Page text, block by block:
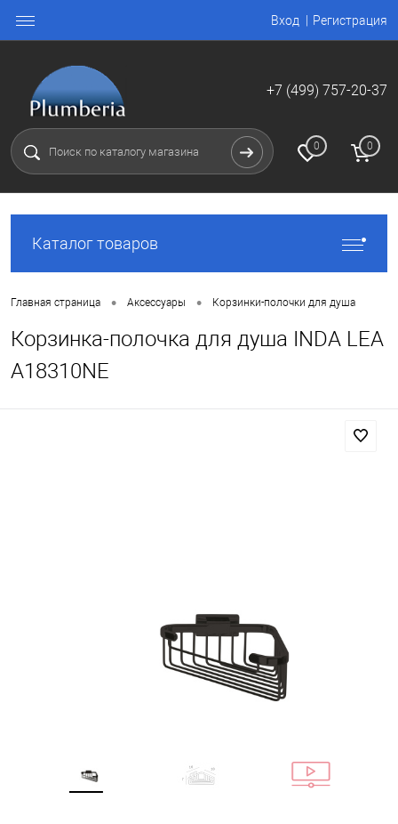
Вход Регистрация
+7 (499) 757-20-37
0 0
Каталог товаров
Главная страница • Аксессуары • Корзинки-полочки для душа
Корзинка-полочка для душа INDA LEA
A18310NE